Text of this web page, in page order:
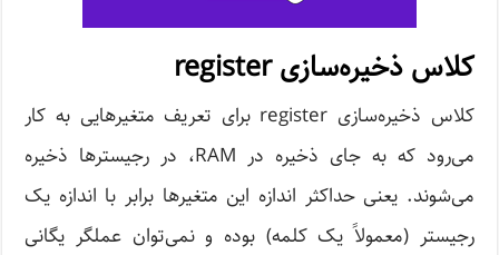
کلاس ذخیره‌سازی register
کلاس ذخیره‌سازی register برای تعریف متغیرهایی به کار
می‌رود که به جای ذخیره در RAM، در رجیسترها ذخیره
می‌شوند. یعنی حداکثر اندازه این متغیرها برابر با اندازه یک
رجیستر (معمولاً یک کلمه) بوده و نمی‌توان عملگر یگانی